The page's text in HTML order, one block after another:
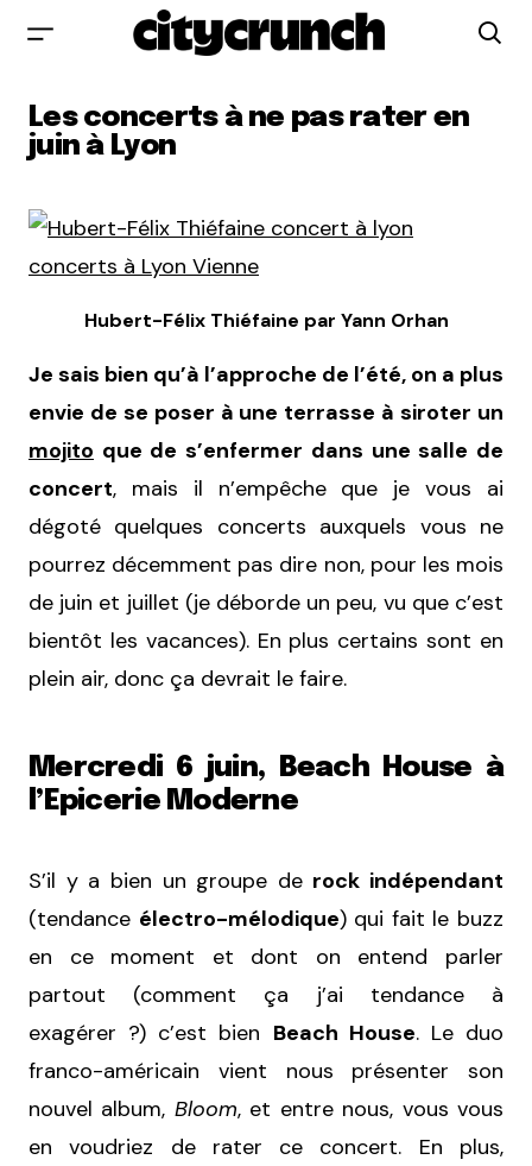
Les concerts à ne pas rater en
juin à Lyon
Hubert-Félix Thiéfaine par Yann Orhan
Je sais bien qu’à l’approche de l’été, on a plus
envie de se poser à une terrasse à siroter un
mojito que de s’enfermer dans une salle de
concert, mais il n’empêche que je vous ai
dégoté quelques concerts auxquels vous ne
pourrez décemment pas dire non, pour les mois
de juin et juillet (je déborde un peu, vu que c’est
bientôt les vacances). En plus certains sont en
plein air, donc ça devrait le faire.
Mercredi 6 juin, Beach House à
l’Epicerie Moderne
S’il y a bien un groupe de rock indépendant
(tendance électro-mélodique) qui fait le buzz
en ce moment et dont on entend parler
partout (comment ça j’ai tendance à
exagérer ?) c’est bien Beach House. Le duo
franco-américain vient nous présenter son
nouvel album, Bloom, et entre nous, vous vous
en voudriez de rater ce concert. En plus,